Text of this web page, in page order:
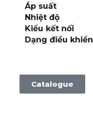
Áp suất
Nhiệt độ
Kiểu kết nối
Dạng điều khiển
Catalogue